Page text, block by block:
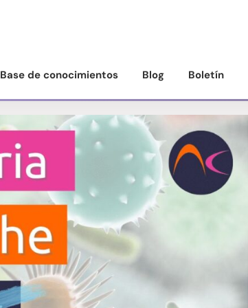
Base de conocimientos Blog Boletín